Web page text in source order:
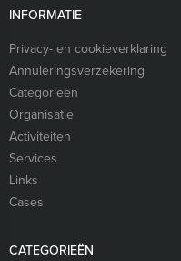
INFORMATIE
Privacy- en cookieverklaring
Annuleringsverzekering
Categorieën
Organisatie
Activiteiten
Services
Links
Cases
CATEGORIEËN